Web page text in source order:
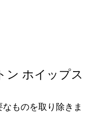
ン ホイップス
ものを取り除きま